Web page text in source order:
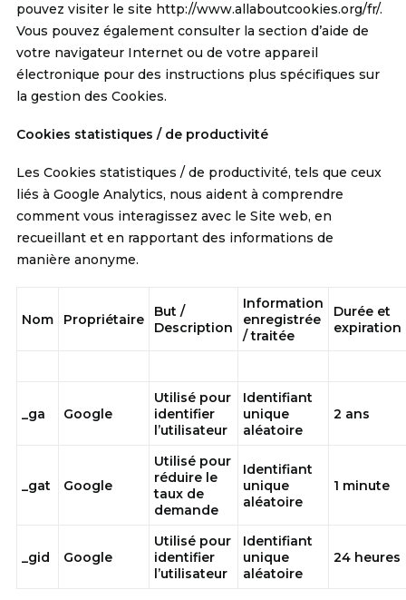
pouvez visiter le site http://www.allaboutcookies.org/fr/.
Vous pouvez également consulter la section d’aide de
votre navigateur Internet ou de votre appareil
électronique pour des instructions plus spécifiques sur
la gestion des Cookies.
Cookies statistiques / de productivité
Les Cookies statistiques / de productivité, tels que ceux
liés à Google Analytics, nous aident à comprendre
comment vous interagissez avec le Site web, en
recueillant et en rapportant des informations de
manière anonyme.
Nom Propriétaire
But /
Description
Information
enregistrée
/ traitée
Durée et
expiration
_ga Google
Utilisé pour
identifier
l’utilisateur
Identifiant
unique
aléatoire
2 ans
_gat Google
Utilisé pour
réduire le
taux de
demande
Identifiant
unique
aléatoire
1 minute
_gid Google
Utilisé pour
identifier
l’utilisateur
Identifiant
unique
aléatoire
24 heures